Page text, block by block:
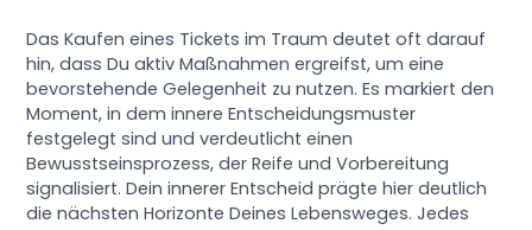
Das Kaufen eines Tickets im Traum deutet oft darauf
hin, dass Du aktiv Maßnahmen ergreifst, um eine
bevorstehende Gelegenheit zu nutzen. Es markiert den
Moment, in dem innere Entscheidungsmuster
festgelegt sind und verdeutlicht einen
Bewusstseinsprozess, der Reife und Vorbereitung
signalisiert. Dein innerer Entscheid prägte hier deutlich
die nächsten Horizonte Deines Lebensweges. Jedes